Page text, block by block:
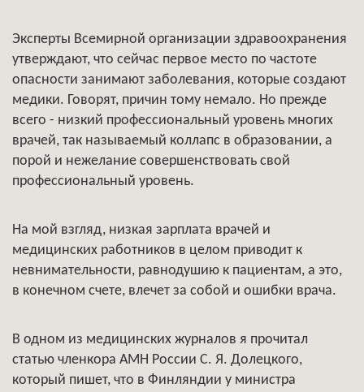
Эксперты Всемирной организации здравоохранения
утверждают, что сейчас первое место по частоте
опасности занимают заболевания, которые создают
медики. Говорят, причин тому немало. Но прежде
всего - низкий профессиональный уровень многих
врачей, так называемый коллапс в образовании, а
порой и нежелание совершенствовать свой
профессиональный уровень.
На мой взгляд, низкая зарплата врачей и
медицинских работников в целом приводит к
невнимательности, равнодушию к пациентам, а это,
в конечном счете, влечет за собой и ошибки врача.
В одном из медицинских журналов я прочитал
статью членкора АМН России С. Я. Долецкого,
который пишет, что в Финляндии у министра